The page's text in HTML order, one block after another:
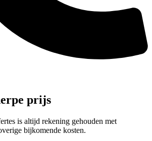
prijs
is altijd rekening gehouden met
bijkomende kosten.